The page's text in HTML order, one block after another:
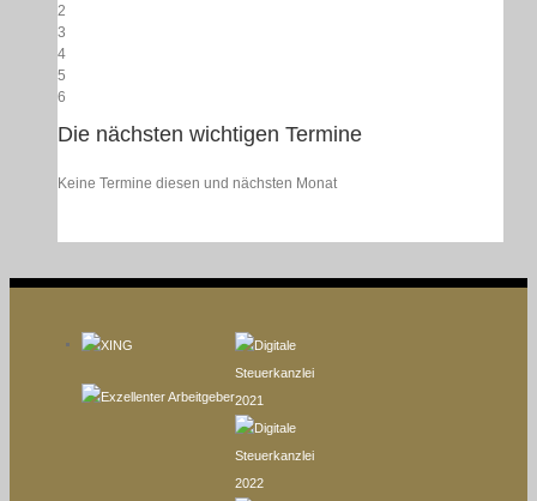
2
3
4
5
6
Die nächsten wichtigen Termine
Keine Termine diesen und nächsten Monat